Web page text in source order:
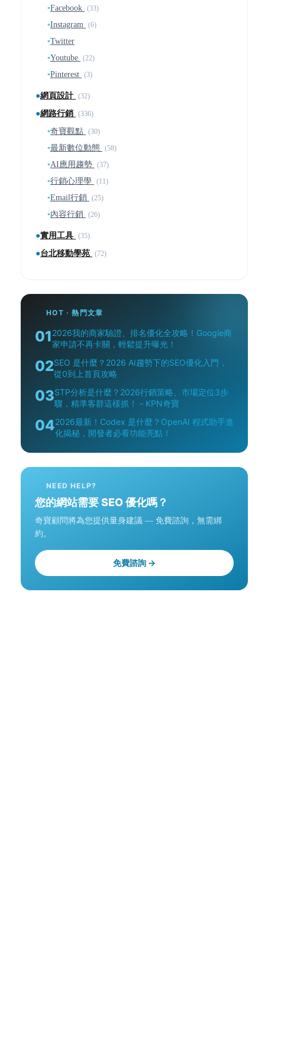
▪Facebook (33)
▪Instagram (6)
▪Twitter
▪Youtube (22)
▪Pinterest (3)
●網頁設計 (32)
●網路行銷 (336)
▪奇寶觀點 (30)
▪最新數位動態 (58)
▪AI應用趨勢 (37)
▪行銷心理學 (11)
▪Email行銷 (25)
▪內容行銷 (26)
●實用工具 (35)
●台北移動學苑 (72)
HOT · 熱門文章
012026我的商家驗證、排名優化全攻略！Google商
家申請不再卡關，輕鬆提升曝光！
02SEO 是什麼？2026 AI趨勢下的SEO優化入門，
從0到上首頁攻略
03STP分析是什麼？2026行銷策略、市場定位3步
驟，精準客群這樣抓！ - KPN奇寶
042026最新！Codex 是什麼？OpenAI 程式助手進
化揭秘，開發者必看功能亮點！
NEED HELP?
您的網站需要 SEO 優化嗎？
奇寶顧問將為您提供量身建議 — 免費諮詢，無需綁
約。
免費諮詢 →